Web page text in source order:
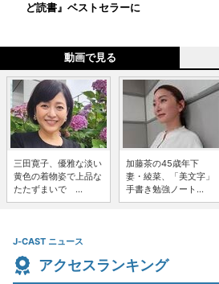
ど読書』ベストセラーに
動画で見る
三田寛子、優雅な淡い
黄色の着物姿で上品な
たたずまいで ...
加藤茶の45歳年下
妻・綾菜、「美文字」
手書き勉強ノート...
J-CAST ニュース
アクセスランキング